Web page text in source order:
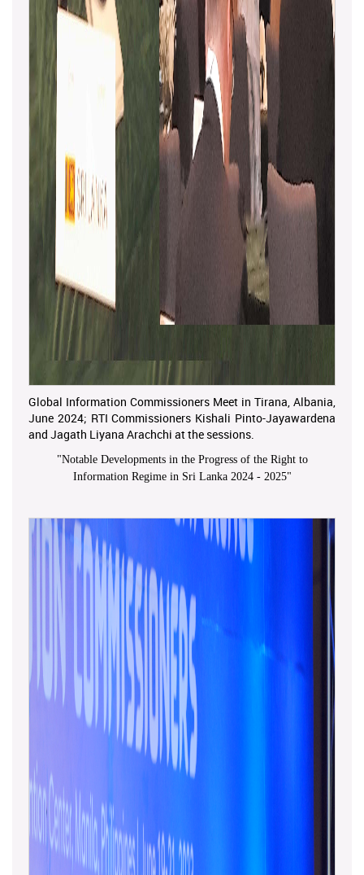
Global Information Commissioners Meet in Tirana, Albania,
June 2024; RTI Commissioners Kishali Pinto-Jayawardena
and Jagath Liyana Arachchi at the sessions.
"Notable Developments in the Progress of the Right to
Information Regime in Sri Lanka 2024 - 2025"